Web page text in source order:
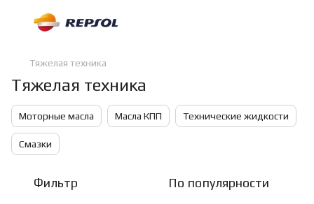
Тяжелая техника
Тяжелая техника
Моторные масла Масла КПП Технические жидкости
Смазки
Фильтр По популярности